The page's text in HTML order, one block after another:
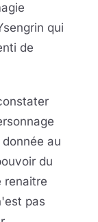
qui
de
au
du
renaitre
pas